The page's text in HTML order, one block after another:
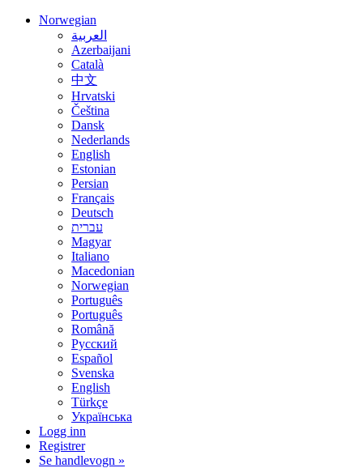
Norwegian
العربية
Azerbaijani
Català
中文
Hrvatski
Čeština
Dansk
Nederlands
English
Estonian
Persian
Français
Deutsch
עברית
Magyar
Italiano
Macedonian
Norwegian
Português
Português
Română
Русский
Español
Svenska
English
Türkçe
Українська
Logg inn
Registrer
Se handlevogn »